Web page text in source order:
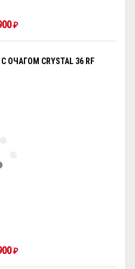
₽
ОЧАГОМ CRYSTAL 36 RF
₽